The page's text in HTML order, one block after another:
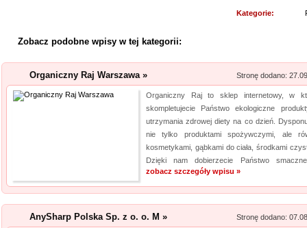
Lema24.pl -
Jest to zarówno odzież
znajdzie dla siebie
Aermec serwis
Jesteśmy firmą oferującą
Obsługujemy też serwis
nas pracownicy to
informacje na temat
wyn...
HYDRO-PLAN
Kategorie:
Zobacz podobne wpisy w tej kategorii:
Organiczny Raj Warszawa » Stronę dodano:
Organiczny Raj to sklep internetowy, w
skompletujecie Państwo ekologiczne
utrzymania zdrowej diety na co dzień.
nie tylko produktami spożywczymi, ale
kosmetykami, gąbkami do ciała, środkami
Dzięki nam dobierzecie Państwo
zobacz szczegóły wpisu »
AnySharp Polska Sp. z o. o. M » Stronę dodano: